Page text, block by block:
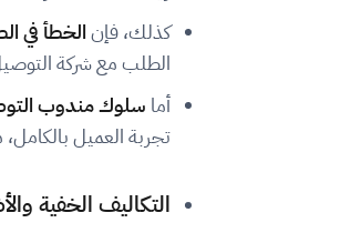
كذلك، فإنالخطأ في
الطلب مع شركة
أما سلوك مندوب
تجربة العميل
التكاليف الخفية